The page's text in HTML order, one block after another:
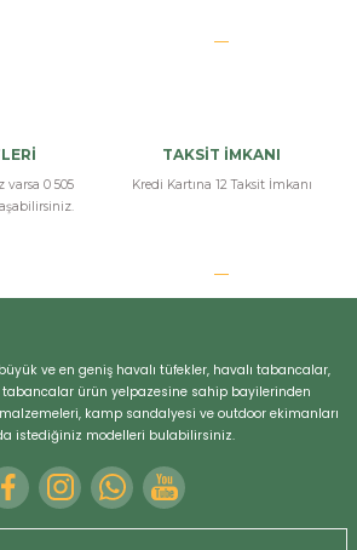
varsa 0 505
TAKSİT İMKANI
Kredi Kartına 12 Taksit İmkanı
ve en geniş havalı tüfekler, havalı tabancalar,
ürün yelpazesine sahip bayilerinden
kamp sandalyesi ve outdoor ekimanları
istediğiniz modelleri bulabilirsiniz.